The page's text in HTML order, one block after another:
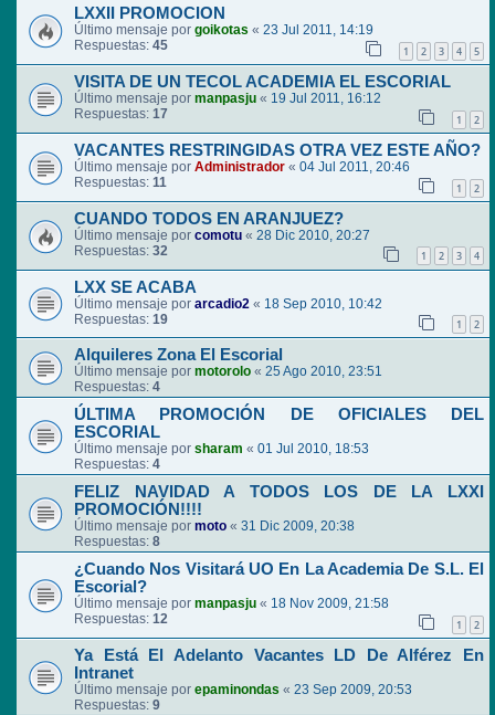
LXXII PROMOCION
Último mensaje por goikotas « 23 Jul 2011, 14:19
Respuestas: 45 1 2 3 4 5
VISITA DE UN TECOL ACADEMIA EL ESCORIAL
Último mensaje por manpasju « 19 Jul 2011, 16:12
Respuestas: 17 1 2
VACANTES RESTRINGIDAS OTRA VEZ ESTE AÑO?
Último mensaje por Administrador « 04 Jul 2011, 20:46
Respuestas: 11 1 2
CUANDO TODOS EN ARANJUEZ?
Último mensaje por comotu « 28 Dic 2010, 20:27
Respuestas: 32 1 2 3 4
LXX SE ACABA
Último mensaje por arcadio2 « 18 Sep 2010, 10:42
Respuestas: 19 1 2
Alquileres Zona El Escorial
Último mensaje por motorolo « 25 Ago 2010, 23:51
Respuestas: 4
ÚLTIMA PROMOCIÓN DE OFICIALES DEL
ESCORIAL
Último mensaje por sharam « 01 Jul 2010, 18:53
Respuestas: 4
FELIZ NAVIDAD A TODOS LOS DE LA LXXI
PROMOCIÓN!!!!
Último mensaje por moto « 31 Dic 2009, 20:38
Respuestas: 8
¿Cuando Nos Visitará UO En La Academia De S.L. El
Escorial?
Último mensaje por manpasju « 18 Nov 2009, 21:58
Respuestas: 12 1 2
Ya Está El Adelanto Vacantes LD De Alférez En
Intranet
Último mensaje por epaminondas « 23 Sep 2009, 20:53
Respuestas: 9